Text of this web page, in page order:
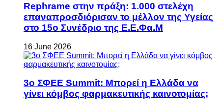
Rephrame στην πράξη: 1.000 στελέχη
επαναπροσδιόρισαν το μέλλον της Υγείας
στο 15ο Συνέδριο της Ε.Ε.Φα.Μ
16 June 2026
3ο ΣΦΕΕ Summit: Μπορεί η Ελλάδα να
γίνει κόμβος φαρμακευτικής καινοτομίας;